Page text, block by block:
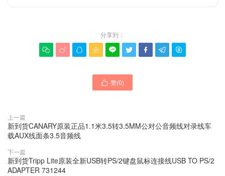
分享到：
        
 赞(0)
上一篇
新到货CANARY原装正品1.1米3.5转3.5MM公对公音频线对录线车
载AUX线面条3.5音频线
下一篇
新到货Tripp Lite原装全新USB转PS/2键盘鼠标连接线USB TO PS/2
ADAPTER 731244